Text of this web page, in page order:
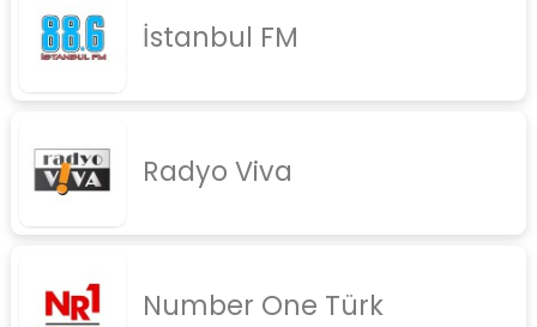
İstanbul FM
Radyo Viva
Number One Türk